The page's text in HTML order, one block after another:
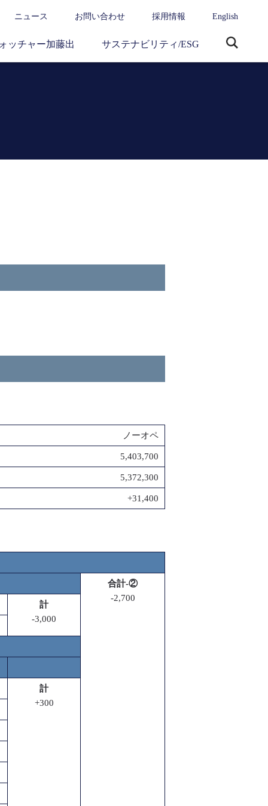
ニュース お問い合わせ 採用情報 English
ッチャー加藤出 サステナビリティ/ESG
ノーオペ
5,403,700
5,372,300
+31,400
合計-②
-2,700
計
-3,000
計
+300